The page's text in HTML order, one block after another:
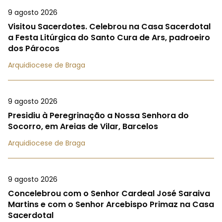
9 agosto 2026
Visitou Sacerdotes. Celebrou na Casa Sacerdotal
a Festa Litúrgica do Santo Cura de Ars, padroeiro
dos Párocos
Arquidiocese de Braga
9 agosto 2026
Presidiu à Peregrinação a Nossa Senhora do
Socorro, em Areias de Vilar, Barcelos
Arquidiocese de Braga
9 agosto 2026
Concelebrou com o Senhor Cardeal José Saraiva
Martins e com o Senhor Arcebispo Primaz na Casa
Sacerdotal